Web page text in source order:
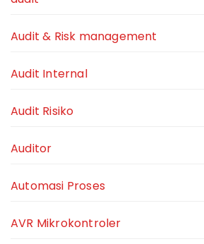
Audit & Risk management
Audit Internal
Audit Risiko
Auditor
Automasi Proses
AVR Mikrokontroler